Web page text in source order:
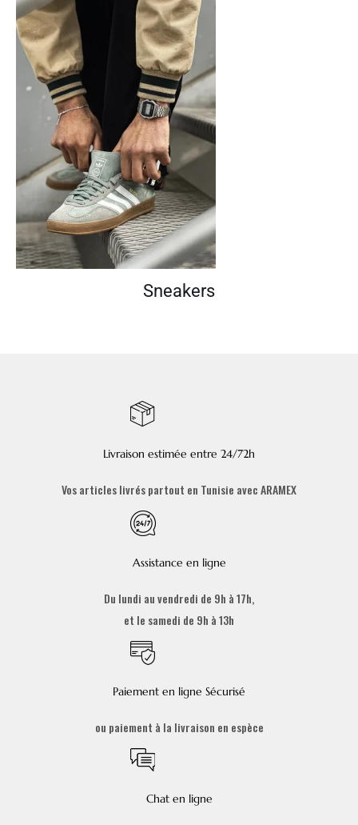
Sneakers
Livraison estimée entre 24/72h
Vos articles livrés partout en Tunisie avec ARAMEX
Assistance en ligne
Du lundi au vendredi de 9h à 17h,
et le samedi de 9h à 13h
Paiement en ligne Sécurisé
ou paiement à la livraison en espèce
Chat en ligne